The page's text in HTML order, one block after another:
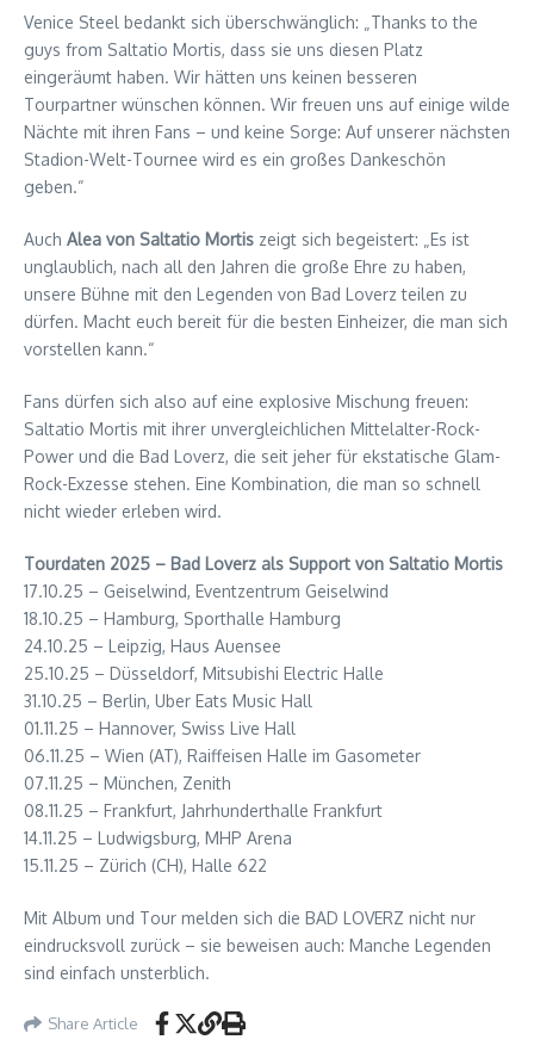
Venice Steel bedankt sich überschwänglich: „Thanks to the
guys from Saltatio Mortis, dass sie uns diesen Platz
eingeräumt haben. Wir hätten uns keinen besseren
Tourpartner wünschen können. Wir freuen uns auf einige wilde
Nächte mit ihren Fans – und keine Sorge: Auf unserer nächsten
Stadion-Welt-Tournee wird es ein großes Dankeschön
geben.“
Auch Alea von Saltatio Mortis zeigt sich begeistert: „Es ist
unglaublich, nach all den Jahren die große Ehre zu haben,
unsere Bühne mit den Legenden von Bad Loverz teilen zu
dürfen. Macht euch bereit für die besten Einheizer, die man sich
vorstellen kann.“
Fans dürfen sich also auf eine explosive Mischung freuen:
Saltatio Mortis mit ihrer unvergleichlichen Mittelalter-Rock-
Power und die Bad Loverz, die seit jeher für ekstatische Glam-
Rock-Exzesse stehen. Eine Kombination, die man so schnell
nicht wieder erleben wird.
Tourdaten 2025 – Bad Loverz als Support von Saltatio Mortis
17.10.25 – Geiselwind, Eventzentrum Geiselwind
18.10.25 – Hamburg, Sporthalle Hamburg
24.10.25 – Leipzig, Haus Auensee
25.10.25 – Düsseldorf, Mitsubishi Electric Halle
31.10.25 – Berlin, Uber Eats Music Hall
01.11.25 – Hannover, Swiss Live Hall
06.11.25 – Wien (AT), Raiffeisen Halle im Gasometer
07.11.25 – München, Zenith
08.11.25 – Frankfurt, Jahrhunderthalle Frankfurt
14.11.25 – Ludwigsburg, MHP Arena
15.11.25 – Zürich (CH), Halle 622
Mit Album und Tour melden sich die BAD LOVERZ nicht nur
eindrucksvoll zurück – sie beweisen auch: Manche Legenden
sind einfach unsterblich.
Share Article